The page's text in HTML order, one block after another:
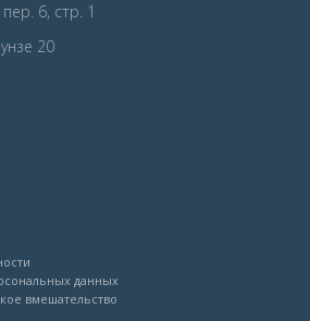
6, стр. 1
20
данных
вмешательство